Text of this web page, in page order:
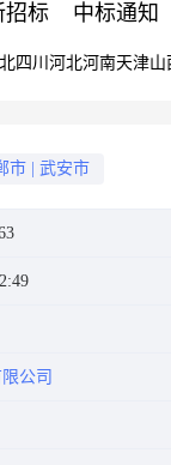
招标 中标通知
四川 河北河南天津山
市 武安市
公司